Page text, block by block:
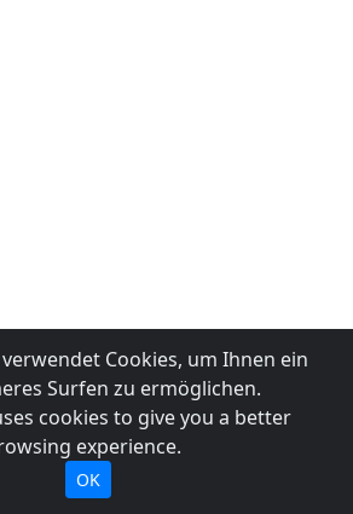
Cookies, um Ihnen ein
Surfen zu ermöglichen.
cookies to give you a better
experience.
OK